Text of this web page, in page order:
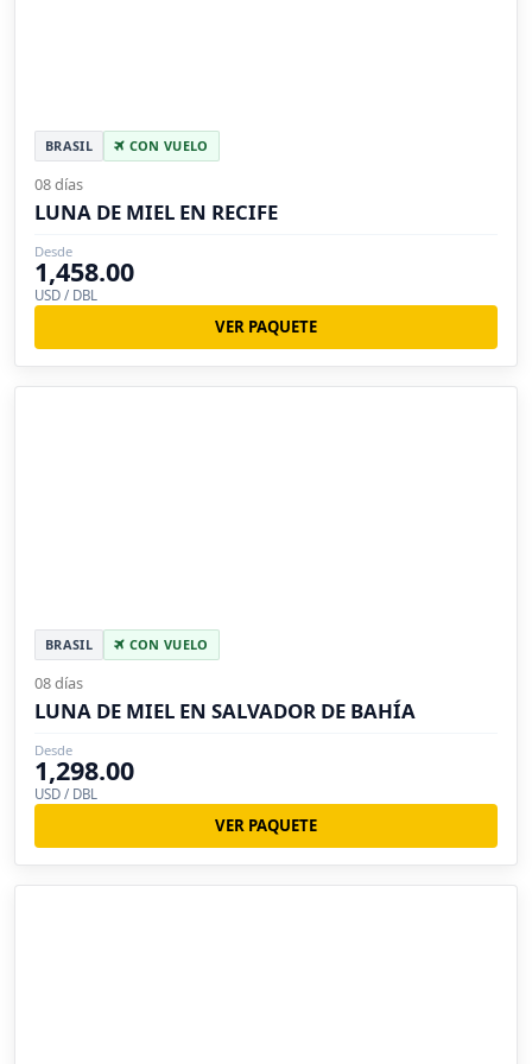
BRASIL CON VUELO
08 días
LUNA DE MIEL EN RECIFE
Desde
1,458.00
USD / DBL
VER PAQUETE
BRASIL CON VUELO
08 días
LUNA DE MIEL EN SALVADOR DE BAHÍA
Desde
1,298.00
USD / DBL
VER PAQUETE